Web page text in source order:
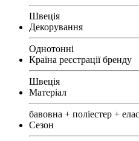
Швеція
Декорування
Однотонні
Країна реєстрації бренду
Швеція
Матеріал
бавовна + поліестер +
Сезон